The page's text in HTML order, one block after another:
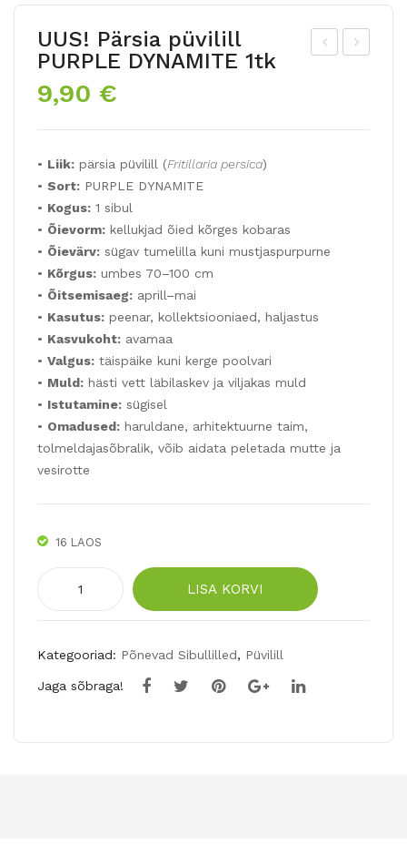
MA
12t
UUS! Pärsia püvilill
PURPLE DYNAMITE 1tk
9,90 €
• Liik: pärsia püvilill (Fritillaria persica)
• Sort: PURPLE DYNAMITE
• Kogus: 1 sibul
• Õievorm: kellukjad õied kõrges kobaras
• Õievärv: sügav tumelilla kuni mustjaspurpurne
• Kõrgus: umbes 70–100 cm
• Õitsemisaeg: aprill–mai
• Kasutus: peenar, kollektsiooniaed, haljastus
• Kasvukoht: avamaa
• Valgus: täispäike kuni kerge poolvari
• Muld: hästi vett läbilaskev ja viljakas muld
• Istutamine: sügisel
• Omadused: haruldane, arhitektuurne taim,
tolmeldajasõbralik, võib aidata peletada mutte ja
vesirotte
16 LAOS
Pärsia
püvilill
DYNAMITE
1tk
LISA KORVI
Kategooriad: Põnevad Sibullilled, Püvilill
Jaga sõbraga!